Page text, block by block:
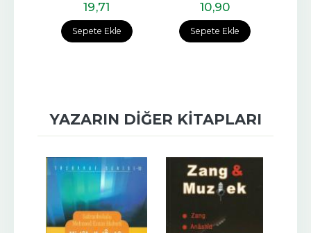
Sepete Ekle
19,71
Sepete Ekle
10,90
YAZARIN DIĞER KITAPLARI